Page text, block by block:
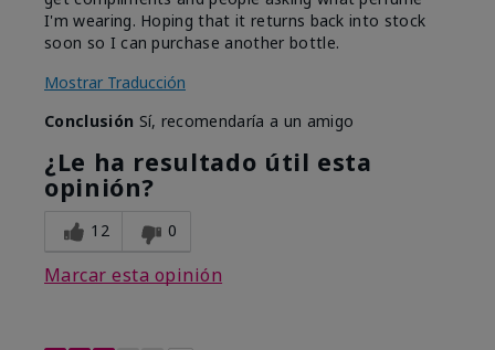
I'm wearing. Hoping that it returns back into stock
soon so I can purchase another bottle.
Mostrar Traducción
Conclusión Sí, recomendaría a un amigo
¿Le ha resultado útil esta
opinión?
12 0
Marcar esta opinión